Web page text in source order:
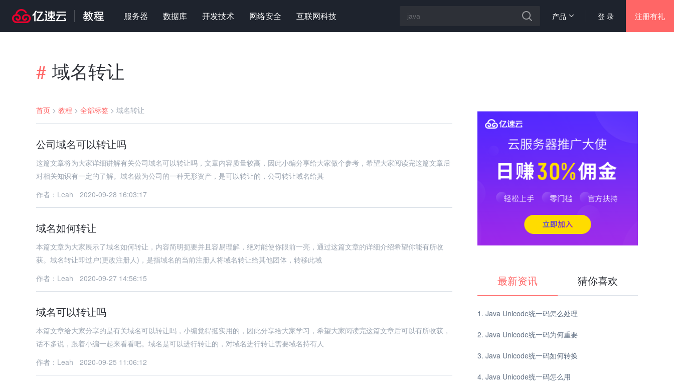
服务器 数据库 开发技术 网络安全 互联网科技 登 录 注册有礼
产品
# 域名转让
首页 > 教程 > 全部标签 > 域名转让
公司域名可以转让吗
这篇文章将为大家详细讲解有关公司域名可以转让吗，文章内容质量较高，因此小编分享给大家做个参考，希望大家阅读完这篇文章后
对相关知识有一定的了解。域名做为公司的一种无形资产，是可以转让的，公司转让域名给其
作者：Leah
2020-09-28 16:03:17
域名如何转让
本篇文章为大家展示了域名如何转让，内容简明扼要并且容易理解，绝对能使你眼前一亮，通过这篇文章的详细介绍希望你能有所收
获。域名转让即过户(更改注册人)，是指域名的当前注册人将域名转让给其他团体，转移此域
作者：Leah
2020-09-27 14:56:15
域名可以转让吗
本篇文章给大家分享的是有关域名可以转让吗，小编觉得挺实用的，因此分享给大家学习，希望大家阅读完这篇文章后可以有所收获，
话不多说，跟着小编一起来看看吧。域名是可以进行转让的，对域名进行转让需要域名持有人
作者：Leah
2020-09-25 11:06:12
最新资讯 猜你喜欢
Java Unicode统一码怎么处理
Java Unicode统一码为何重要
Java Unicode统一码如何转换
Java Unicode统一码怎么用